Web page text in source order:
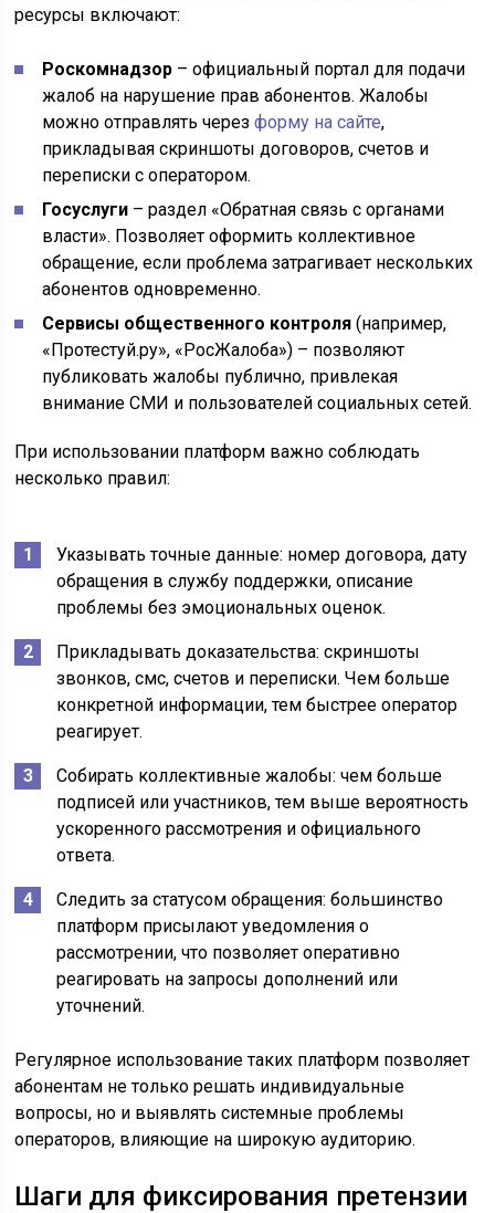
ресурсы включают:
Роскомнадзор – официальный портал для подачи
жалоб на нарушение прав абонентов. Жалобы
можно отправлять черезформу на сайте,
прикладывая скриншоты договоров, счетов и
переписки с оператором.
Госуслуги – раздел «Обратная связь с органами
власти». Позволяет оформить коллективное
обращение, если проблема затрагивает нескольких
абонентов одновременно.
Сервисы общественного контроля (например,
«Протестуй.ру», «РосЖалоба») – позволяют
публиковать жалобы публично, привлекая
внимание СМИ и пользователей социальных сетей.
При использовании платформ важно соблюдать
несколько правил:
Указывать точные данные: номер договора, дату
обращения в службу поддержки, описание
проблемы без эмоциональных оценок.
Прикладывать доказательства: скриншоты
звонков, смс, счетов и переписки. Чем больше
конкретной информации, тем быстрее оператор
реагирует.
Собирать коллективные жалобы: чем больше
подписей или участников, тем выше вероятность
ускоренного рассмотрения и официального
ответа.
Следить за статусом обращения: большинство
платформ присылают уведомления о
рассмотрении, что позволяет оперативно
реагировать на запросы дополнений или
уточнений.
Регулярное использование таких платформ позволяет
абонентам не только решать индивидуальные
вопросы, но и выявлять системные проблемы
операторов, влияющие на широкую аудиторию.
Шаги для фиксирования претензии